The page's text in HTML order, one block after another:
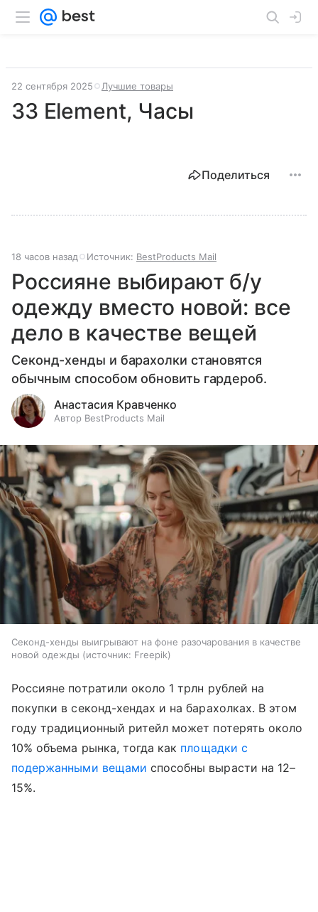
22 сентября 2025 Лучшие товары
33 Element, Часы
Поделиться
18 часов назад Источник: BestProducts Mail
Россияне выбирают б/у
одежду вместо новой: все
дело в качестве вещей
Секонд-хенды и барахолки становятся
обычным способом обновить гардероб.
Анастасия Кравченко
Автор BestProducts Mail
Секонд-хенды выигрывают на фоне разочарования в качестве
новой одежды
источник: Freepik
Россияне потратили около 1 трлн рублей на
покупки в секонд-хендах и на барахолках. В этом
году традиционный ритейл может потерять около
10% объема рынка, тогда как площадки с
подержанными вещами способны вырасти на 12–
15%.